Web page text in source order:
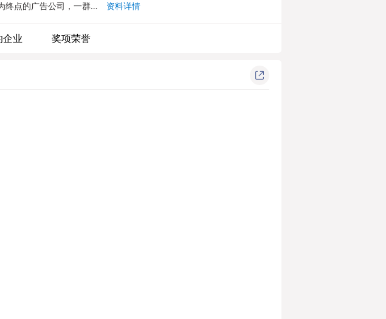
终点的广告公司，一群有
资料详情
企业 奖项荣誉